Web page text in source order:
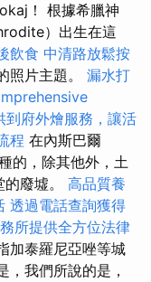
！ 根據希臘神
）出生在這
飲食 中清路放鬆按
照片主題。 漏水打
到府外燴服務，讓活
程 在內斯巴爾
的，除其他外，土
廢墟。 高品質養
透過電話查詢獲得
所提供全方位法律
加泰羅尼亞唑等城
我們所說的是，